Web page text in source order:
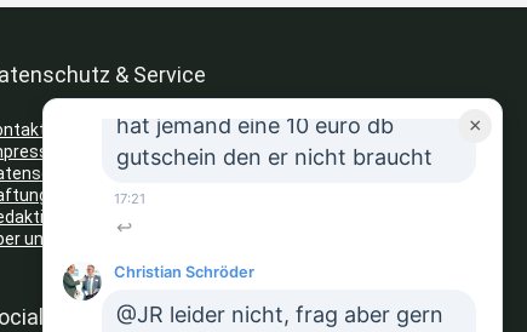
& Service
Richtlinien
uns
Media
×
8:43
JR
hat jemand eine 10 euro db
gutschein den er nicht braucht
17:21
↩
Christian Schröder
@JR leider nicht, frag aber gern